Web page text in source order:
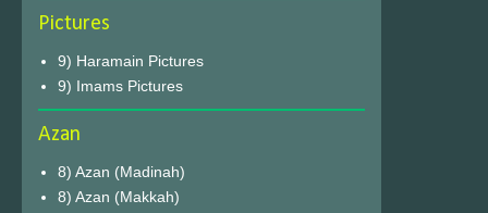
Pictures
9) Haramain Pictures
9) Imams Pictures
Azan
8) Azan (Madinah)
8) Azan (Makkah)